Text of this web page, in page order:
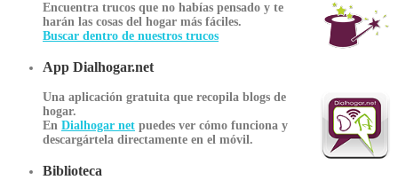
Encuentra trucos que no habías pensado y te
harán las cosas del hogar más fáciles.
Buscar dentro de nuestros trucos
App Dialhogar.net
Una aplicación gratuita que recopila blogs de
hogar.
En Dialhogar net puedes ver cómo funciona y
descargártela directamente en el móvil.
Biblioteca